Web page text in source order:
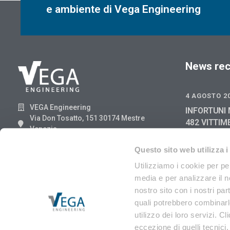
Questo sito web utilizza i
Utilizziamo i cookie per
media e per analizzare il
nostro sito con i nostri
quali potrebbero
utilizzo dei loro servizi.
eccezione di quelli tecnici.
e ambiente di Vega Engineering
VEGA Engineering
Via Don Tosatto, 151 30174 Mestre
Venezia
News
4 AGOSTO
INFORTUNI
482
2025
29 LUGLIO
RIFIUTI DI
ANGA 8/
EER